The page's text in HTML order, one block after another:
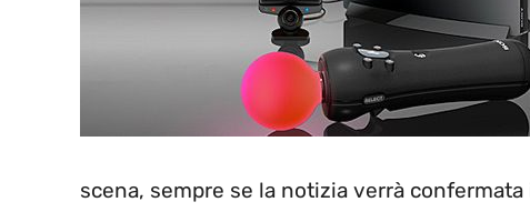
scena, sempre se la notizia verrà